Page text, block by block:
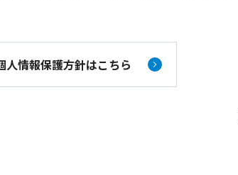
人情報保護方針はこちら